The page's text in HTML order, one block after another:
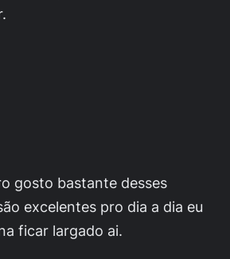
gosto bastante desses
excelentes pro dia a dia eu
ficar largado ai.